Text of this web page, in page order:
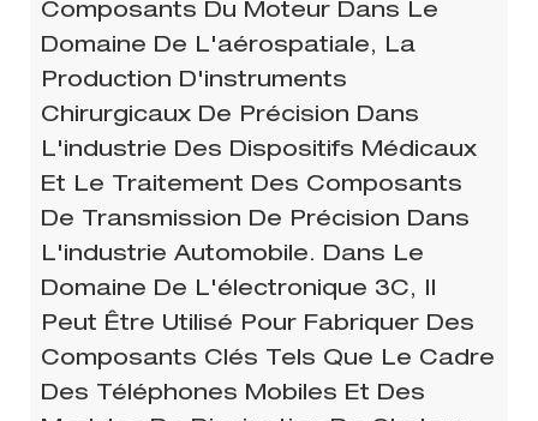
Composants Du Moteur Dans Le
Domaine De L'aérospatiale, La
Production D'instruments
Chirurgicaux De Précision Dans
L'industrie Des Dispositifs Médicaux
Et Le Traitement Des Composants
De Transmission De Précision Dans
L'industrie Automobile. Dans Le
Domaine De L'électronique 3C, Il
Peut Être Utilisé Pour Fabriquer Des
Composants Clés Tels Que Le Cadre
Des Téléphones Mobiles Et Des